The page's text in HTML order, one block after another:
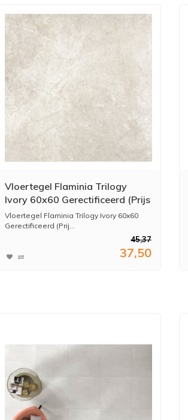
Vloertegel Flaminia Trilogy
Ivory 60x60 Gerectificeerd (Prijs
Per M2)
Vloertegel Flaminia Trilogy Ivory 60x60
Gerectificeerd (Prij...
45,37
37,50